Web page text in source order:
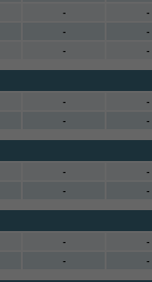
- -
- -
- -
- -
- -
- -
- -
- -
- -